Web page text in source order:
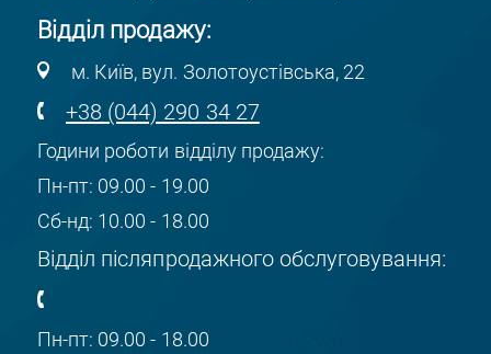
Відділ продажу:
м. Київ, вул. Золотоустівська, 22
+38 (044) 290 34 27
Години роботи відділу продажу:
Пн-пт: 09.00 - 19.00
Сб-нд: 10.00 - 18.00
Відділ післяпродажного обслуговування:
Пн-пт: 09.00 - 18.00